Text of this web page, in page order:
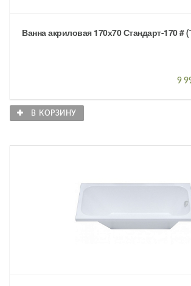
Ванна акриловая 170х70 Стандарт-170 #
9
В КОРЗИНУ